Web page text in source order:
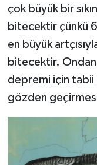
çok büyük bir
bitecektir çünkü
en büyük
bitecektir.
depremi için tabii
gözden